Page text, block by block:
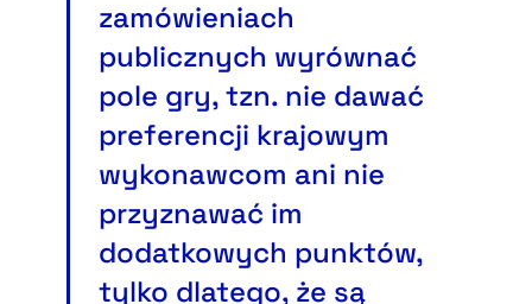
zamówieniach
publicznych wyrównać
pole gry, tzn. nie dawać
preferencji krajowym
wykonawcom ani nie
przyznawać im
dodatkowych punktów,
tylko dlatego, że są